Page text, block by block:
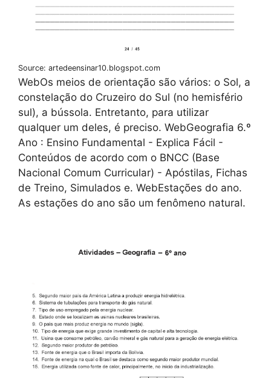
Source: artedeensinar10.blogspot.com
WebOs meios de orientação são vários: o Sol, a
constelação do Cruzeiro do Sul (no hemisfério
sul), a bússola. Entretanto, para utilizar
qualquer um deles, é preciso. WebGeografia 6.º
Ano : Ensino Fundamental - Explica Fácil -
Conteúdos de acordo com o BNCC (Base
Nacional Comum Curricular) - Apóstilas, Fichas
de Treino, Simulados e. WebEstações do ano.
As estações do ano são um fenômeno natural.